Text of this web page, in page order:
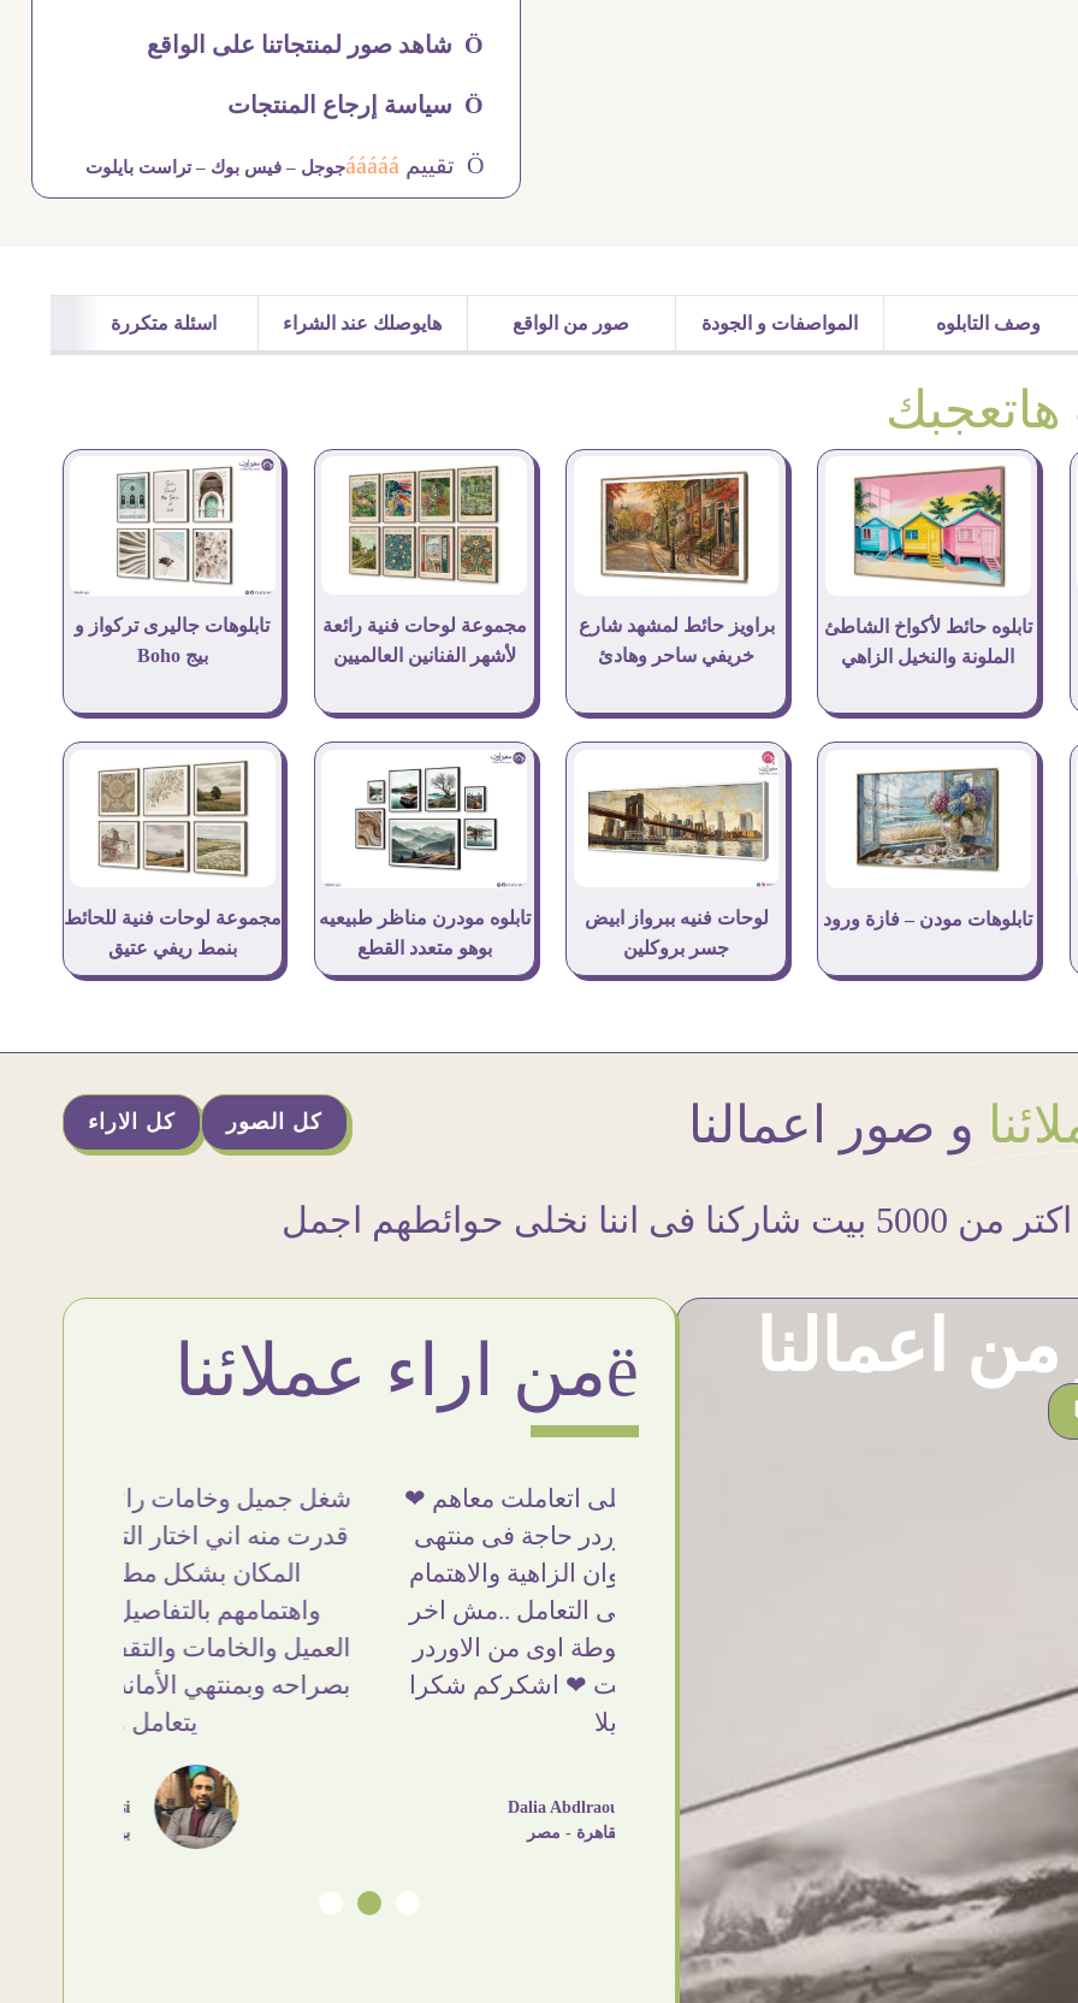
Ö شاهد صور لمنتجاتنا على الواقع
Ö سياسة إرجاع المنتجات
Ö تقييم áááááجوجل – فيس بوك –تراست بايلوت
وصف التابلوه المواصفات و الجودة صور من الواقع هايوصلك عند الشراء اسئلة متكررة
هاتعجبك
تابلوه حائط لأكواخ الشاطئ
الملونة والنخيل الزاهي
براويز حائط لمشهد شارع
خريفي ساحر وهادئ
مجموعة لوحات فنية رائعة
لأشهر الفنانين العالميين
تابلوهات جاليرى تركواز و
بيج Boho
تابلوهات مودن – فازة ورود
لوحات فنيه ببرواز ابيض
جسر بروكلين
تابلوه مودرن مناظر طبيعيه
بوهو متعدد القطع
مجموعة لوحات فنية للحائط
بنمط ريفي عتيق
و صور اعمالنا كل الاراء كل الصور
اكتر من 5000 بيت شاركنا فى اننا نخلى حوائطهم اجمل
اعمالنا ëمن اراء عملائنا
واحلى كمان مما توقعت ❤ اشكركم شكرا
القاهرة - مصر
شغل جميل وخامات رائعه وموقع فوق الرائع
قدرت منه اني اختار التابلوهات واركبها علي
المكان بشكل مطابق جدا للحقيقه
واهتمامهم بالتفاصيل والتغليف وإرضاء
العميل والخامات والتقفيل وسرعة التوصيل.
بصراحه وبمنتهي الأمانه مكسب كبير لاي حد